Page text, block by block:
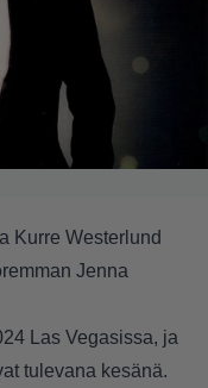
Kurre Westerlund
Jenna
Las Vegasissa, ja
tulevana kesänä.